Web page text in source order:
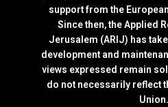
support from the
Since then, the Applied
Jerusalem (ARIJ) has
development and
views expressed remain
do not necessarily reflect
Union.